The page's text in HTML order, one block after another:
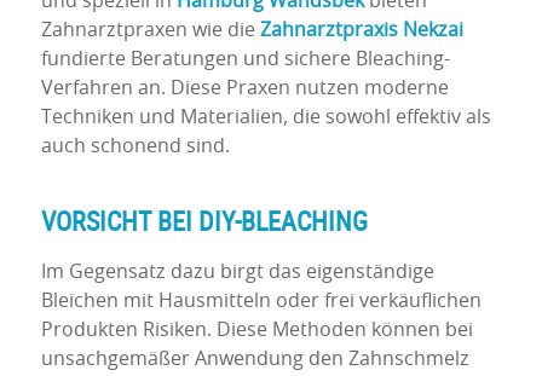
Zahnarztpraxen wie die Zahnarztpraxis Nekzai
fundierte Beratungen und sichere Bleaching-
Verfahren an. Diese Praxen nutzen moderne
Techniken und Materialien, die sowohl effektiv als
auch schonend sind.
VORSICHT BEI DIY-BLEACHING
Im Gegensatz dazu birgt das eigenständige
Bleichen mit Hausmitteln oder frei verkäuflichen
Produkten Risiken. Diese Methoden können bei
unsachgemäßer Anwendung den Zahnschmelz